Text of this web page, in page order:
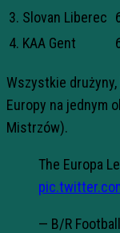
3. Slovan Liberec
4. KAA Gent
Wszystkie
Europy na jednym
Mistrzów).
The Europa
— B/R